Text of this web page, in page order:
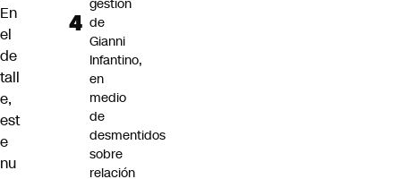
En
el
de
tall
e,
est
e
nu
gestión
de
Gianni
Infantino,
en
medio
de
desmentidos
sobre
relación